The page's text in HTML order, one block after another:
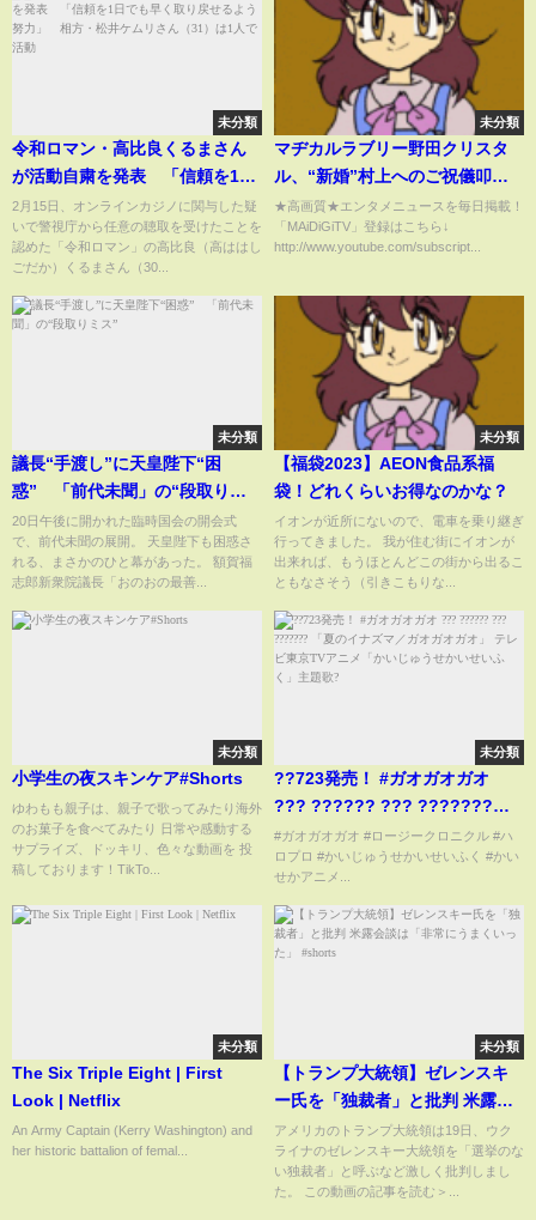
未分類
令和ロマン・高比良くるまさん
が活動自粛を発表 「信頼を1日
でも早く取り戻せるよう努
力」 相方・松井ケムリさん
（31）は1人で活動
2月15日、オンラインカジノに関与した疑
いで警視庁から任意の聴取を受けたことを
認めた「令和ロマン」の高比良（高ははし
ごだか）くるまさん（30...
未分類
マヂカルラブリー野田クリスタ
ル、“新婚”村上へのご祝儀叩き
つける 結婚は「忙しくなくな
ったら」
★高画質★エンタメニュースを毎日掲載！
「MAiDiGiTV」登録はこちら↓
http://www.youtube.com/subscript...
未分類
議長“手渡し”に天皇陛下“困
惑” 「前代未聞」の“段取りミ
ス”
20日午後に開かれた臨時国会の開会式
で、前代未聞の展開。 天皇陛下も困惑さ
れる、まさかのひと幕があった。 額賀福
志郎新衆院議長「おのおの最善...
未分類
【福袋2023】AEON食品系福
袋！どれくらいお得なのかな？
イオンが近所にないので、電車を乗り継ぎ
行ってきました。 我が住む街にイオンが
出来れば、もうほとんどこの街から出るこ
ともなさそう（引きこもりな...
未分類
小学生の夜スキンケア#Shorts
ゆわもも親子は、親子で歌ってみたり海外
のお菓子を食べてみたり 日常や感動する
サプライズ、ドッキリ、色々な動画を 投
稿しております！TikTo...
未分類
??723発売！ #ガオガオガオ
??? ?????? ??? ???????
「夏のイナズマ／ガオガオガ
オ」 テレビ東京TVアニメ「かい
じゅうせかいせいふく」主題歌?
#ガオガオガオ #ロージークロニクル #ハ
ロプロ #かいじゅうせかいせいふく #かい
せかアニメ...
未分類
The Six Triple Eight | First
Look | Netflix
An Army Captain (Kerry Washington) and
her historic battalion of femal...
未分類
【トランプ大統領】ゼレンスキ
ー氏を「独裁者」と批判 米露会
談は「非常にうまくいった」
#shorts
アメリカのトランプ大統領は19日、ウク
ライナのゼレンスキー大統領を「選挙のな
い独裁者」と呼ぶなど激しく批判しまし
た。 この動画の記事を読む＞...